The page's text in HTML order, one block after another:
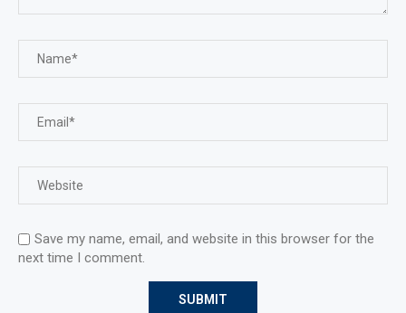
Save my name, email, and website in this browser for the
next time I comment.